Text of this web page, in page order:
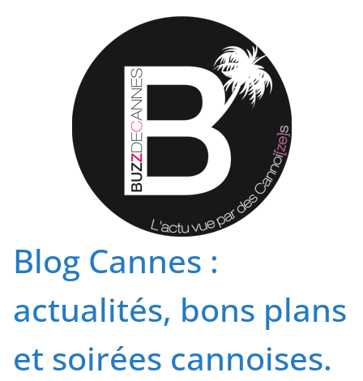
Blog Cannes :
actualités, bons plans
et soirées cannoises.